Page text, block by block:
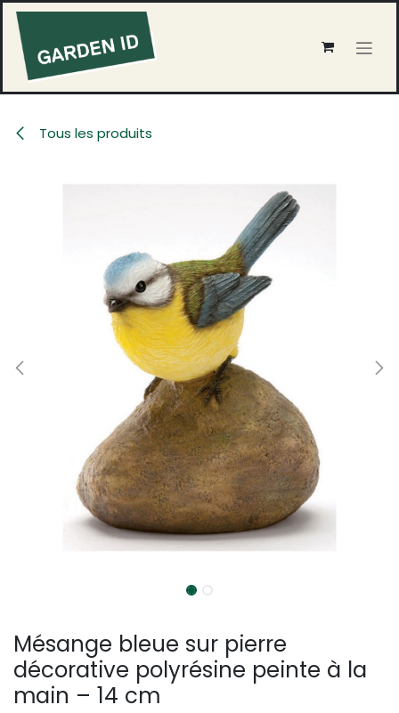
Se rendre au contenu
Tous les produits
Mésange bleue sur pierre
décorative polyrésine peinte à la
main – 14 cm